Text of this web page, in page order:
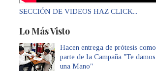
SECCIÓN DE VIDEOS HAZ CLICK...
Lo Más Visto
Hacen entrega de prótesis como
parte de la Campaña "Te damos
una Mano"